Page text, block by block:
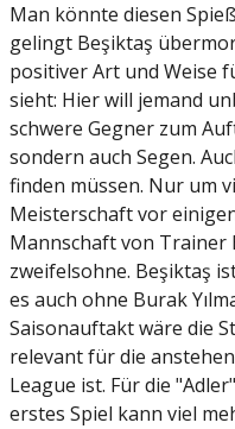
Man könnte diesen
gelingt Beşiktaş
positiver Art und Weise
sieht: Hier will jemand
schwere Gegner zum
sondern auch Segen.
finden müssen. Nur um
Meisterschaft vor
Mannschaft von Trainer
zweifelsohne. Beşiktaş
es auch ohne Burak
Saisonauftakt wäre die
relevant für die
League ist. Für die
erstes Spiel kann viel